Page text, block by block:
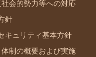
会的勢力等への対応
針
キュリティ基本方針
制の概要および実施